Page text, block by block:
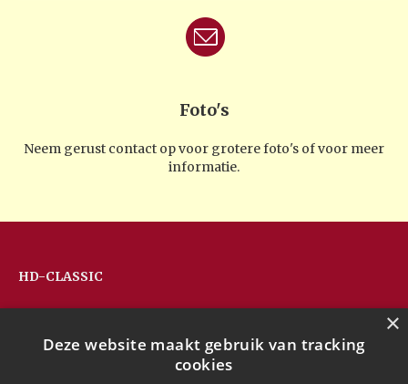
Foto's
Neem gerust contact op voor grotere foto's of voor meer
informatie.
HD-CLASSIC
Hans Devos
3128 Baal
×
Deze website maakt gebruik van tracking
cookies